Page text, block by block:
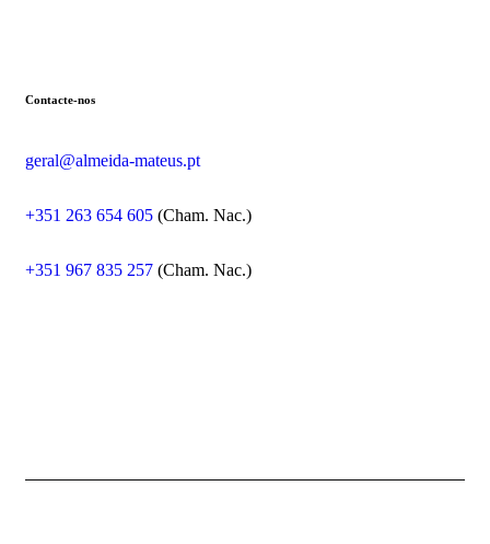
Contacte-nos
geral@almeida-mateus.pt
+351 263 654 605 (Cham. Nac.)
+351 967 835 257 (Cham. Nac.)